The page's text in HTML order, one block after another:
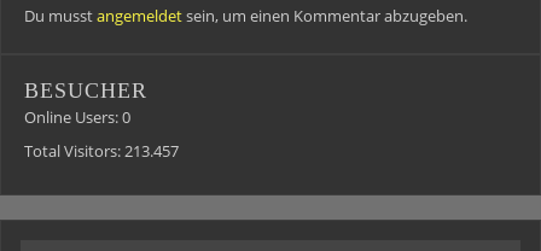
Du musstangemeldetsein, um einen Kommentar abzugeben.
BESUCHER
Online Users:0
Total Visitors:213.457